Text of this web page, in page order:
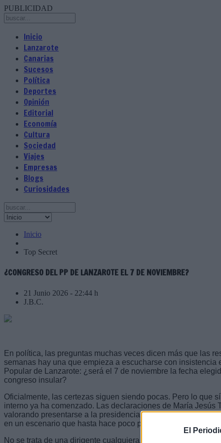
El
PUBLICIDAD
Inicio
Lanzarote
Canarias
Sucesos
Política
Deportes
Opinión
Editorial
Economía
Cultura
Sociedad
Viajes
Empresas
Blogs
Curiosidades
Inicio
Top Secret
¿CONGRESO DEL PP DE LANZAROTE EL 7 DE NOVIEMBRE?
21 Junio 2026 - 22:44 h
J.B.C.
En política, las preguntas muchas veces dicen más que las
semanas hay una que empieza a escucharse con insistencia
Popular de Lanzarote: ¿será el 7 de noviembre la fecha
congreso insular?
Oficialmente, las certezas siguen siendo pocas. Pero lo que
interno ya ha comenzado. Las declaraciones de María Jesús
valorando presentarse a la presidencia insular del partido
en un escenario que hasta hace poco parecía completamente
No se trata de una dirigente cualquiera. Tovar ocupa